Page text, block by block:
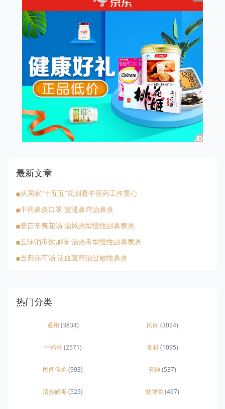
最新文章
从国家“十五五”规划看中医药工作重心
中药鼻炎口罩 宣通鼻窍治鼻炎
薏苡辛夷花汤 治风热型慢性副鼻窦炎
五味消毒饮加味 治热毒型慢性副鼻窦炎
当归赤芍汤 活血宣窍治过敏性鼻炎
热门分类
通用 (3834) 民间 (3024)
中药材(2571) 食材(1095)
民间传承(993) 安神(537)
清热解毒(525) 健脾类(497)